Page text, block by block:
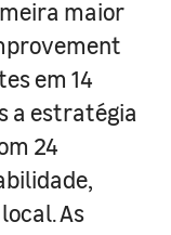
maior
em 14
a estratégia
24
As